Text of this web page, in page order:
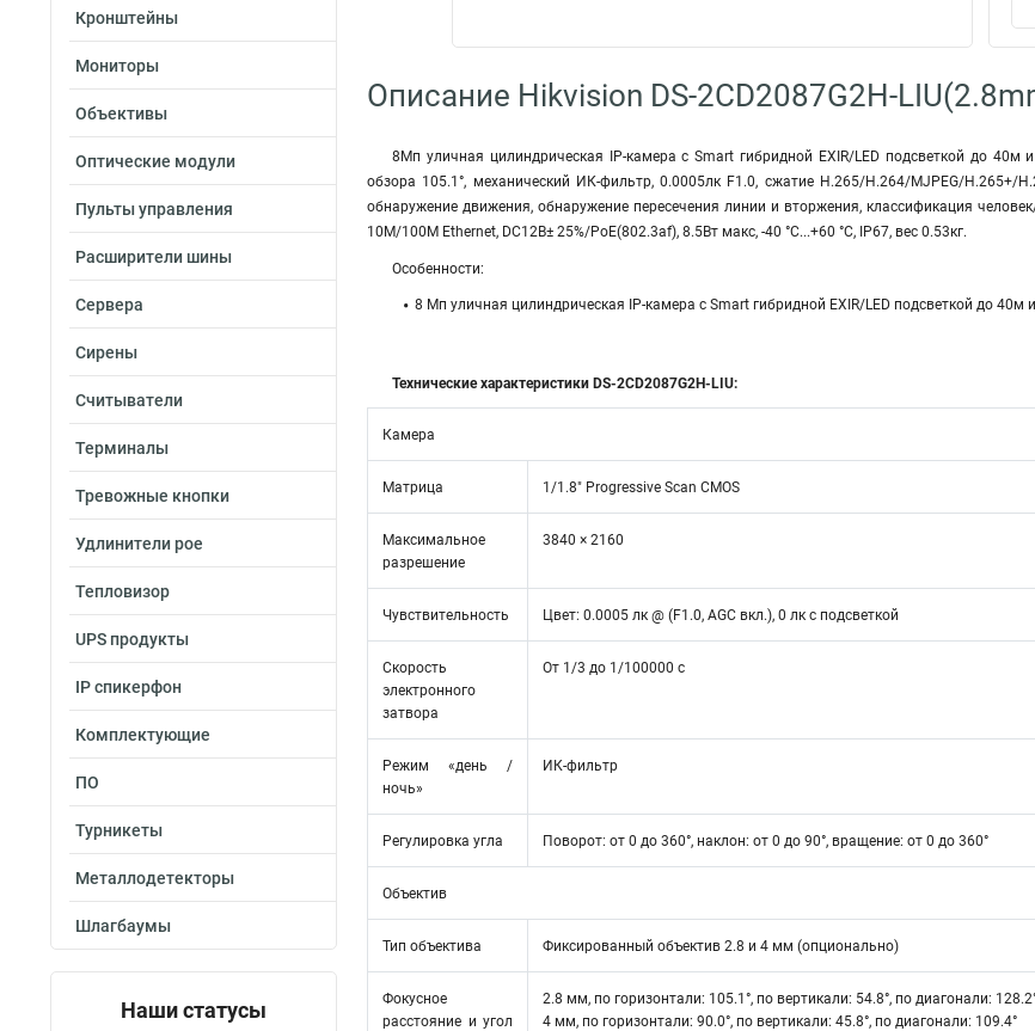
Кронштейны
Мониторы
Объективы
Оптические модули
Пульты управления
Расширители шины
Сервера
Сирены
Считыватели
Терминалы
Тревожные кнопки
Удлинители poe
Тепловизор
UPS продукты
IP спикерфон
Комплектующие
ПО
Турникеты
Металлодетекторы
Шлагбаумы
Наши статусы
Описание Hikvision DS-2CD2087G2H-
8Мп уличная цилиндрическая IP-камера с Smart гибридной EXIR/LED подсветкой до 40м
обзора 105.1°, механический ИК-фильтр, 0.0005лк F1.0, сжатие H.265/H.264/MJPEG/H.265+/
обнаружение движения, обнаружение пересечения линии и вторжения, классификация
10M/100M Ethernet, DC12В± 25%/PoE(802.3af), 8.5Вт макс, -40 °C...+60 °C, IP67, вес 0.53кг.
Особенности:
8 Мп уличная цилиндрическая IP-камера с Smart гибридной EXIR/LED подсветкой до 40м
Технические характеристики DS-2CD2087G2H-LIU:
Камера
Матрица 1/1.8″ Progressive Scan CMOS
Максимальное
разрешение
3840 × 2160
Чувствительность Цвет: 0.0005 лк @ (F1.0, AGC вкл.), 0 лк с подсветкой
Скорость
электронного
затвора
От 1/3 до 1/100000 с
Режим «день /
ночь»
ИК-фильтр
Регулировка угла Поворот: от 0 до 360°, наклон: от 0 до 90°, вращение: от 0 до 360°
Объектив
Тип объектива Фиксированный объектив 2.8 и 4 мм (опционально)
Фокусное
расстояние и угол
2.8 мм, по горизонтали: 105.1°, по вертикали: 54.8°, по диагонали:
4 мм, по горизонтали: 90.0°, по вертикали: 45.8°, по диагонали: 109.4°